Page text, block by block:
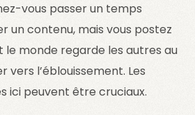
vous passer un temps
un contenu, mais vous postez
monde regarde les autres au
vers l’éblouissement. Les
ici peuvent être cruciaux.